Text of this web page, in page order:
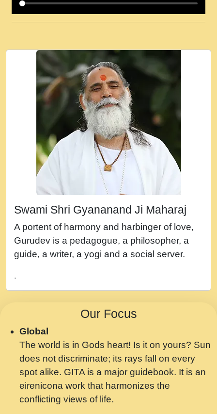
कई पकड क मर हथ र मह वदवन पहच दय! मह जन
Ki - Krishna Bhajan - New Bhajan 2020
#Ishwar Bhakti.mp3
जब से गीता ज्ञान पाया मैं बड़ी मस्ती में हूँ । 2018 -
Rishikesh - Ratan Ji Rasik.mp3
तन हल दल द सनव मड उतत सर रख क, नल रव त
गल लग जव त सर उतत हथ रख द!.mp3
तू कर प्रीतम से प्रीत, यूहीं दिन बीतते जाते हैं ।
2018 - Rishikesh - Swami Gyananand Ji
Maharaj.mp3
न म गवद गपल गद फर, पयर महन न रझद फर! shri
नह भरस रह लडडल... अपन खट करम क !!!! मह दद
सहर चरण क .....mp3
बगड नसब कसन सवर तर बगर Shri ravinandan
shastri ji maharaj.mp3
Chahe Ram Ho Chahe Shyam Ho.mp3
मझ अपन जवन बनन न आय, रठ हर क मनन न आय
Shri ravinandan shastri ji maharaj.mp3
मन अशांत मंत्र जाप - गीता प्रेरणा -Swami
Gyananand Ji Maharaj.mp3
मन बध लय परम वल कगन Special Shyam
Swami Shri Gyananand Ji Maharaj
A portent of harmony and harbinger of love,
Gurudev is a pedagogue, a philosopher, a
guide, a writer, a yogi and a social server.
.
Our Focus
Global
The world is in Gods heart! Is it on yours? Sun
does not discriminate; its rays fall on every
spot alike. GITA is a major guidebook. It is an
eirenicona work that harmonizes the
conflicting views of life.